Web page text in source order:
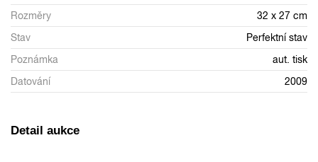
Rozměry
32 x 27 cm
Stav
Perfektní stav
Poznámka
aut. tisk
Datování
2009
Detail aukce